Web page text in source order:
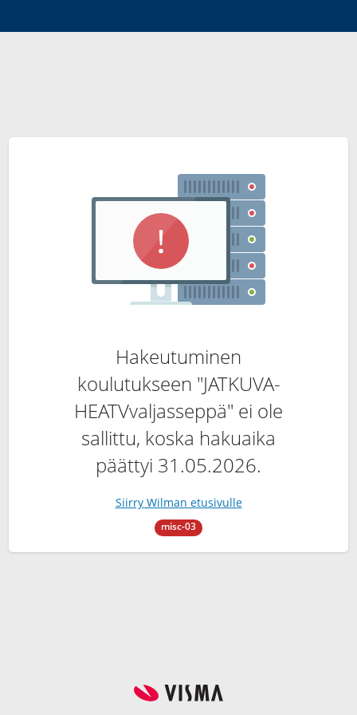
Hakeutuminen
koulutukseen "JATKUVA-
HEATVvaljasseppä" ei ole
sallittu, koska hakuaika
päättyi 31.05.2026.
Siirry Wilman etusivulle
misc-03